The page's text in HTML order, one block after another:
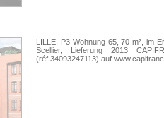
LILLE, P3-Wohnung 65, 70 m², im
Scellier, Lieferung 2013
(réf.34093247113) auf